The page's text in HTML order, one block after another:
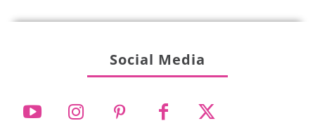
Social Media